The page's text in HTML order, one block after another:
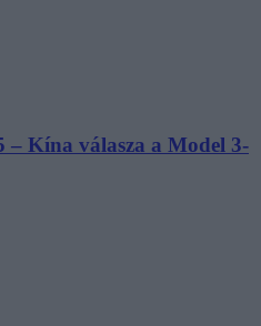
– Kína válasza a Model 3-